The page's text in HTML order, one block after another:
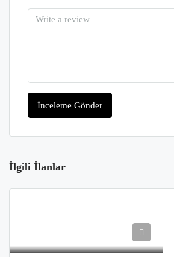
İnceleme Gönder
İlgili İlanlar